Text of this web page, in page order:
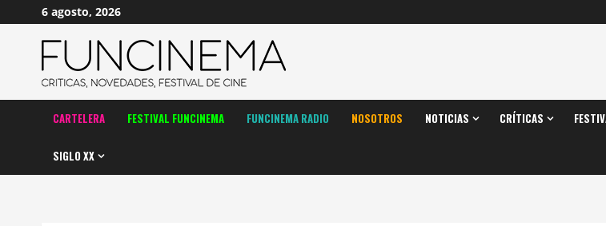
contenido
6 agosto, 2026
CARTELERA FESTIVAL FUNCINEMA FUNCINEMA RADIO NOSOTROS NOTICIAS CRÍTICAS
SIGLO XX